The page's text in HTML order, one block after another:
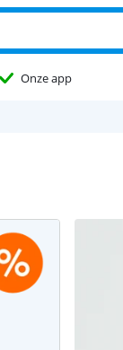
Onze app